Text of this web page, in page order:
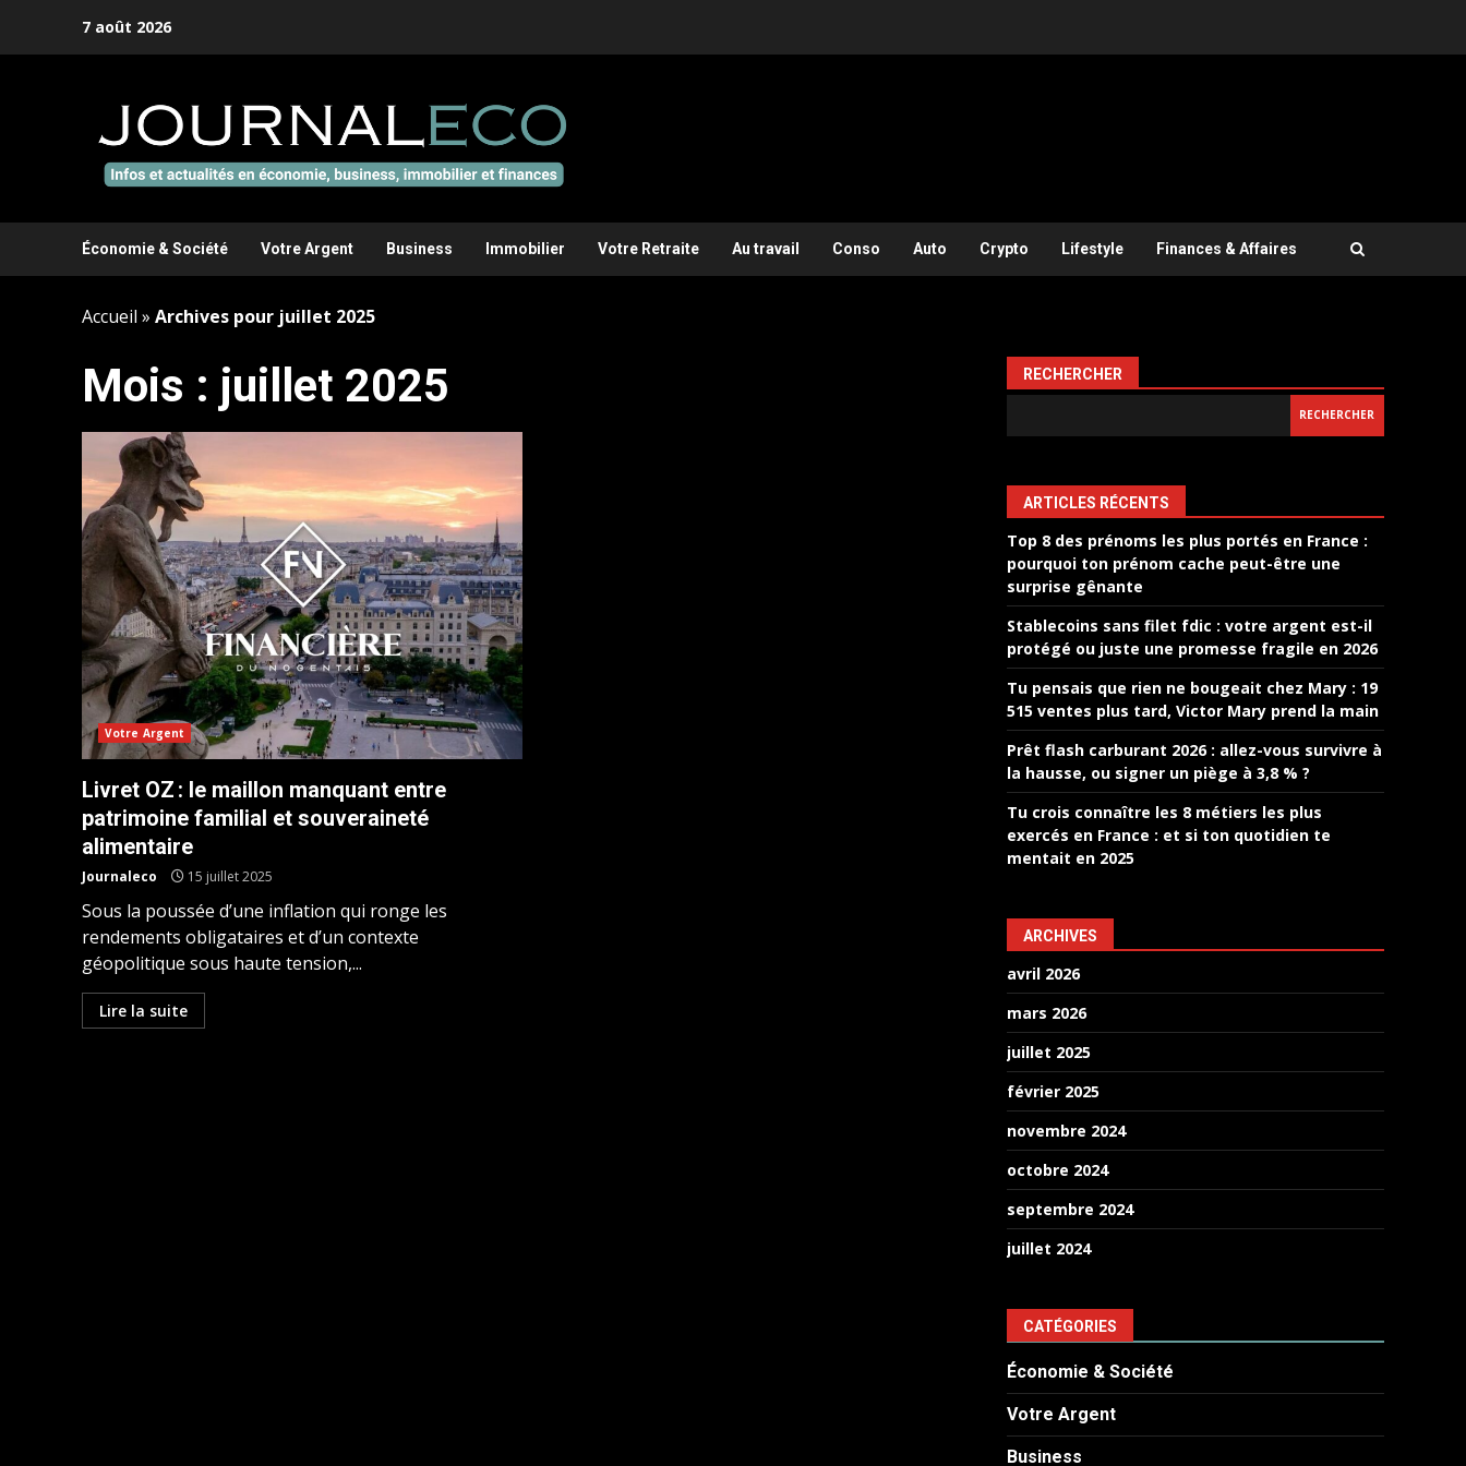
7 août 2026
Économie & Société Votre Argent Business Immobilier Votre Retraite Au travail Conso Auto Crypto Lifestyle Finances & Affaires
Accueil » Archives pour juillet 2025
Mois : juillet 2025
Votre Argent
Livret OZ : le maillon manquant entre
patrimoine familial et souveraineté
alimentaire
Journaleco 15 juillet 2025
Sous la poussée d’une inflation qui ronge les
rendements obligataires et d’un contexte
géopolitique sous haute tension,...
Lire la suite
RECHERCHER
RECHERCHER
ARTICLES RÉCENTS
Top 8 des prénoms les plus portés en France :
pourquoi ton prénom cache peut-être une
surprise gênante
Stablecoins sans filet fdic : votre argent est-il
protégé ou juste une promesse fragile en 2026
Tu pensais que rien ne bougeait chez Mary : 19
515 ventes plus tard, Victor Mary prend la main
Prêt flash carburant 2026 : allez-vous survivre à
la hausse, ou signer un piège à 3,8 % ?
Tu crois connaître les 8 métiers les plus
exercés en France : et si ton quotidien te
mentait en 2025
ARCHIVES
avril 2026
mars 2026
juillet 2025
février 2025
novembre 2024
octobre 2024
septembre 2024
juillet 2024
CATÉGORIES
Économie & Société
Votre Argent
Business